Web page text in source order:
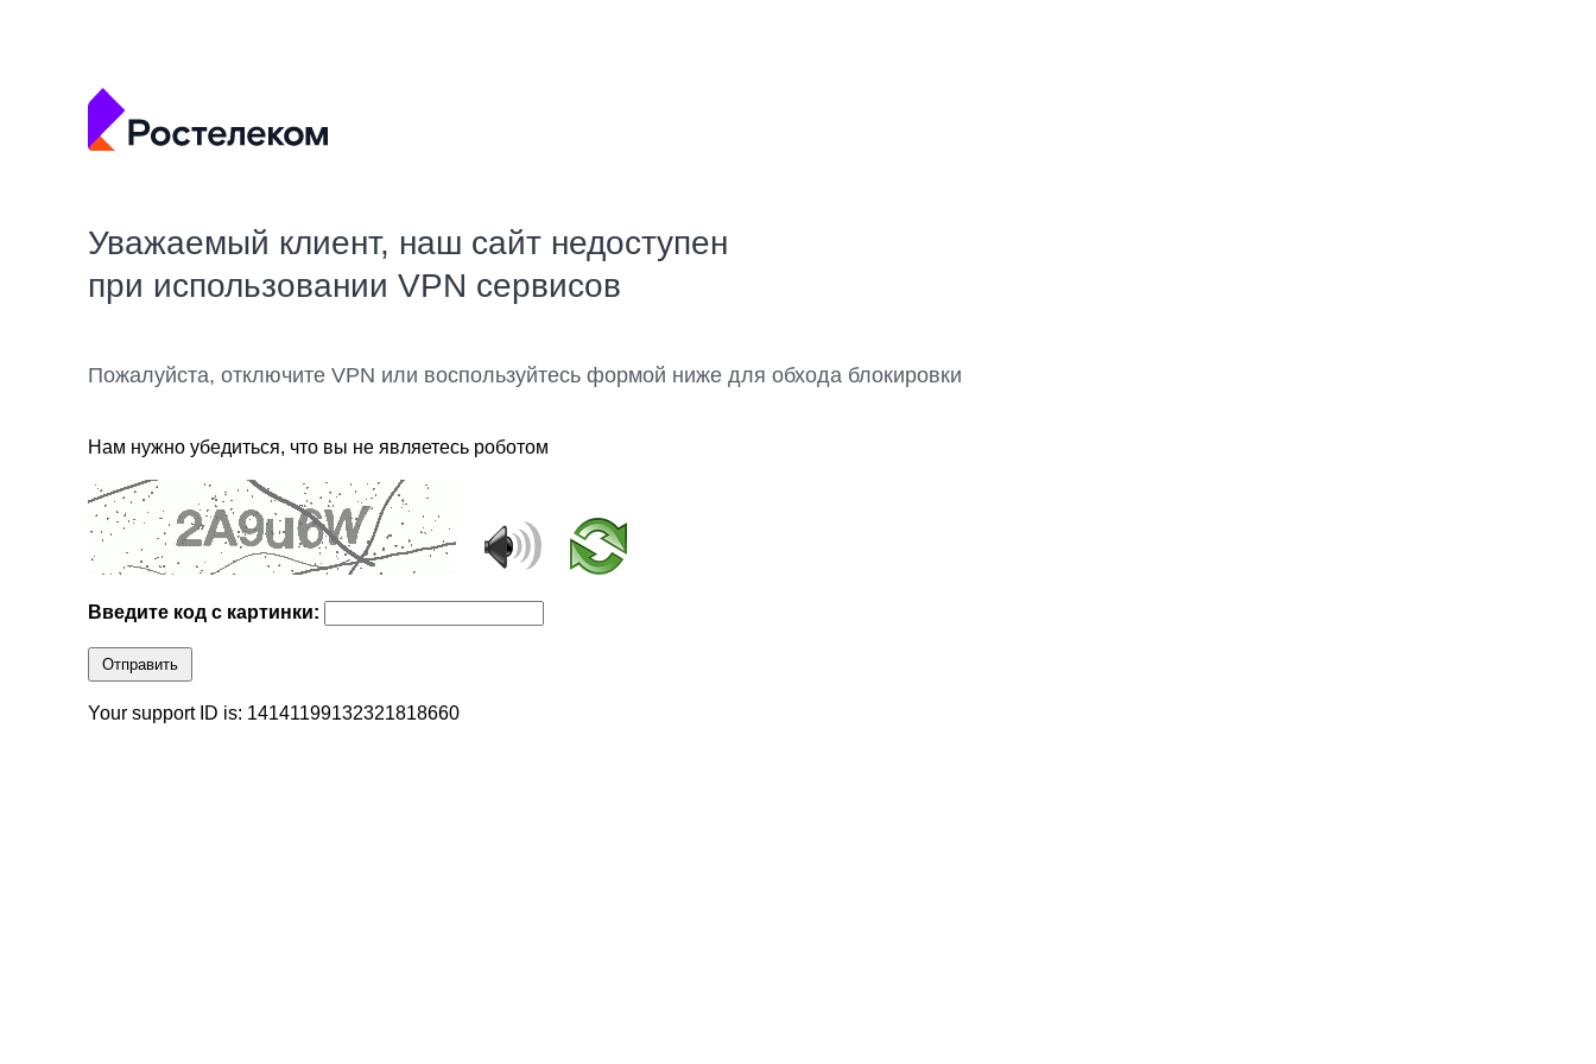
Уважаемый клиент, наш сайт недоступен
при использовании VPN сервисов
Пожалуйста, отключите VPN или воспользуйтесь формой ниже для обхода блокировки
Нам нужно убедиться, что вы не являетесь роботом
Введите код с картинки:
Отправить
Your support ID is: 14141199132321818660